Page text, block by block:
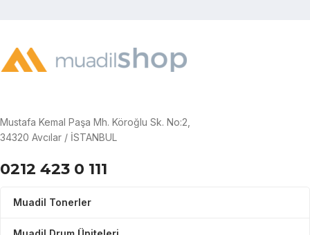
Mustafa Kemal Paşa Mh. Köroğlu Sk. No:2,
34320 Avcılar / İSTANBUL
0212 423 0 111
Muadil Tonerler